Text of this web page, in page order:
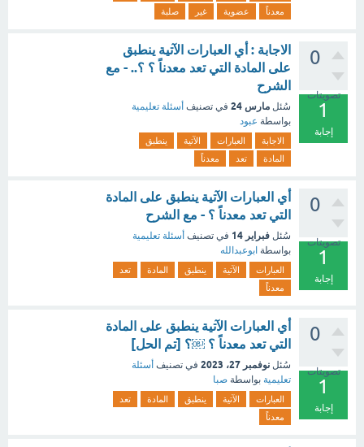
معدناً
عضوية غير صلبة
0
تصويتات
1
إجابة
الاجابة : أي العبارات الآتية ينطبق
على المادة التي تعد معدناً ؟ ؟.. - مع
الشرح
سُئل مارس 24 في تصنيف أسئلة تعليمية
بواسطة عبود
الاجابة العبارات الآتية
ينطبق
المادة
تعد معدناً
0
تصويتات
1
إجابة
أي العبارات الآتية ينطبق على المادة
التي تعد معدناً ؟ - مع الشرح
سُئل فبراير 14 في تصنيف أسئلة تعليمية
بواسطة ابوعبدالله
العبارات الآتية ينطبق المادة
تعد
معدناً
0
تصويتات
1
إجابة
أي العبارات الآتية ينطبق على المادة
التي تعد معدناً ؟ ￼؟ [تم الحل]
سُئل نوفمبر 27، 2023 في تصنيف أسئلة
تعليمية بواسطة صبا
العبارات الآتية ينطبق المادة
تعد
معدناً